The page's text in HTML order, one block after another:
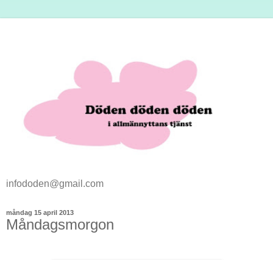
infododen@gmail.com
måndag 15 april 2013
Måndagsmorgon